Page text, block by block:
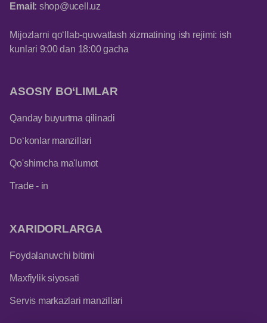
Email: shop@ucell.uz
Mijozlarni qo‘llab-quvvatlash xizmatining ish rejimi: ish
kunlari 9:00 dan 18:00 gacha
ASOSIY BO‘LIMLAR
Qanday buyurtma qilinadi
Do‘konlar manzillari
Qo'shimcha ma'lumot
Trade - in
XARIDORLARGA
Foydalanuvchi bitimi
Maxfiylik siyosati
Servis markazlari manzillari